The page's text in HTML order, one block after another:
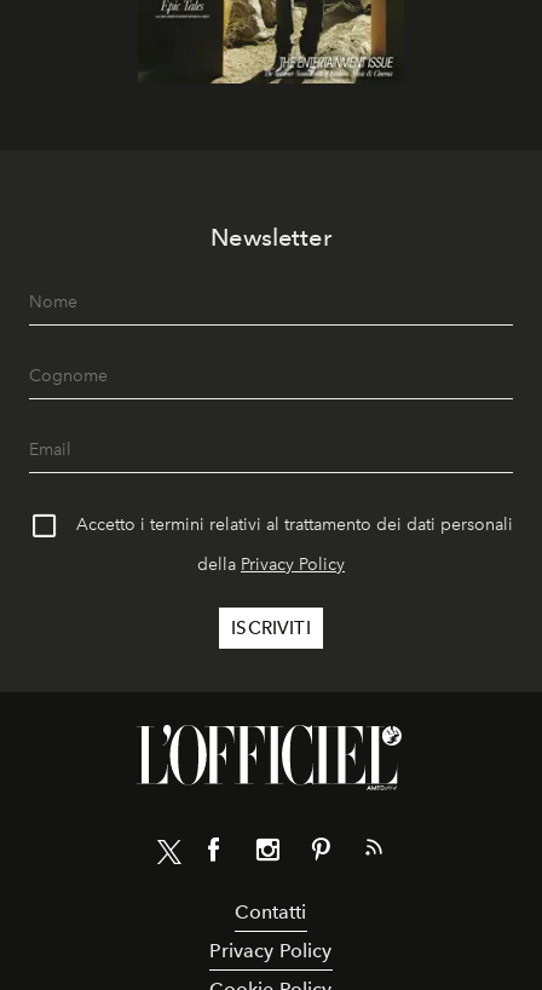
Newsletter
Accetto i termini relativi al trattamento dei dati personali
della Privacy Policy
Contatti
Privacy Policy